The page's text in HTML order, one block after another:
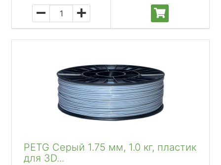
PETG Серый 1.75 мм, 1.0 кг, пластик
для 3D...